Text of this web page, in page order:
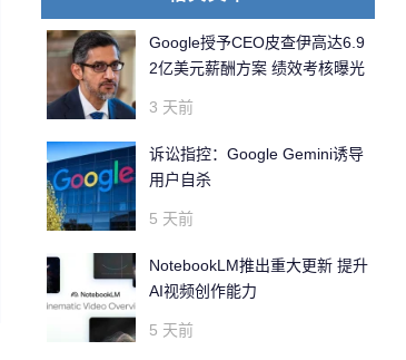
Google授予CEO皮查伊高达6.9
2亿美元薪酬方案 绩效考核曝光
3 天前
诉讼指控：Google Gemini诱导
用户自杀
5 天前
NotebookLM推出重大更新 提升
AI视频创作能力
5 天前